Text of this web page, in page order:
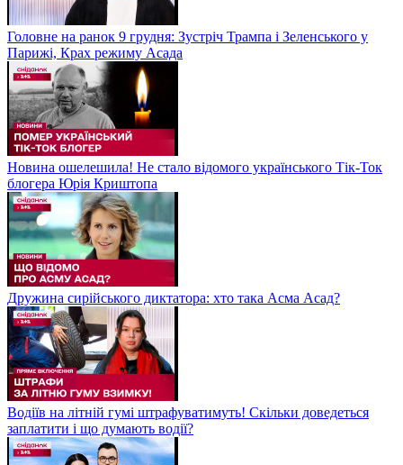
Головне на ранок 9 грудня: Зустріч Трампа і Зеленського у
Парижі, Крах режиму Асада
Новина ошелешила! Не стало відомого українського Тік-Ток
блогера Юрія Криштопа
Дружина сирійського диктатора: хто така Асма Асад?
Водіїв на літній гумі штрафуватимуть! Скільки доведеться
заплатити і що думають водії?